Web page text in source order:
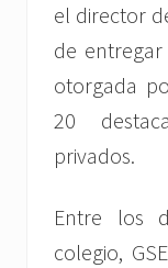
el director
de
otorgada
20
privados.
Entre los
colegio,